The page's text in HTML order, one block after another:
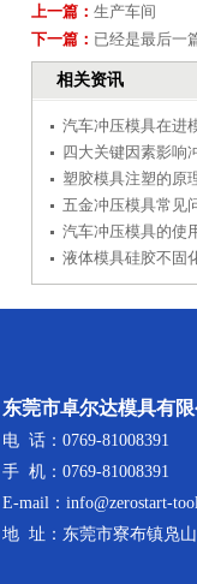
上一篇： 生产车间
下一篇： 已经是最后一
相关资讯
汽车冲压模具在进
四大关键因素影响
塑胶模具注塑的原
五金冲压模具常见
汽车冲压模具的使
液体模具硅胶不固
东莞市卓尔达模具有
电 话：0769-81008391
手 机：0769-81008391
E-mail：info@zerostart-
地 址：东莞市寮布镇凫